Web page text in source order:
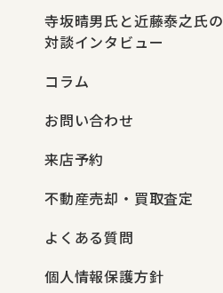
寺坂晴男氏と近藤泰之氏の
対談インタビュー
コラム
お問い合わせ
来店予約
不動産売却・買取査定
よくある質問
個人情報保護方針